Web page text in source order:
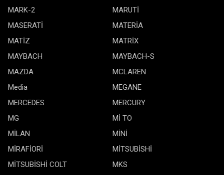
MARK-2
MARUTİ
MASERATİ
MATERİA
MATİZ
MATRİX
MAYBACH
MAYBACH-S
MAZDA
MCLAREN
Media
MEGANE
MERCEDES
MERCURY
MG
Mİ TO
MİLAN
MİNİ
MİRAFİORİ
MİTSUBİSHİ
MİTSUBİSHİ COLT
MKS